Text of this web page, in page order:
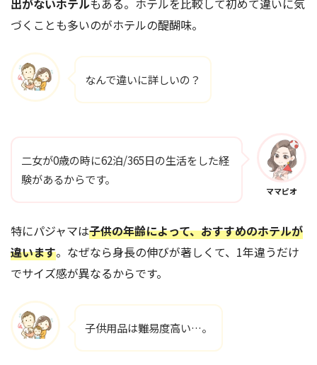
出がないホテルもある。ホテルを比較して初めて違いに気
づくことも多いのがホテルの醍醐味。
なんで違いに詳しいの？
ママピオ
二女が0歳の時に62泊/365日の生活をした経
験があるからです。
特にパジャマは子供の年齢によって、おすすめのホテルが
違います。なぜなら身長の伸びが著しくて、1年違うだけ
でサイズ感が異なるからです。
子供用品は難易度高い…。